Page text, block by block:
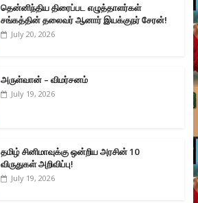
தென்னிந்திய திரைப்பட எழுத்தாளர்கள்
சங்கத்தின் தலைவர் ஆனார் இயக்குநர் சேரன்!
July 20, 2026
அருள்வான் – விமர்சனம்
July 19, 2026
தமிழ் சினிமாவுக்கு ஒன்றிய அரசின் 10
விருதுகள் அறிவிப்பு!
July 19, 2026